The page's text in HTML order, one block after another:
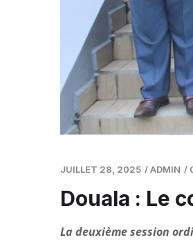
JUILLET 28, 2025 /ADMIN /
Douala : Le
La deuxième session